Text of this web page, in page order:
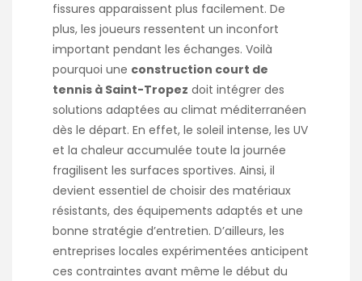
fissures apparaissent plus facilement. De
plus, les joueurs ressentent un inconfort
important pendant les échanges. Voilà
pourquoi une construction court de
tennis à Saint-Tropez doit intégrer des
solutions adaptées au climat méditerranéen
dès le départ. En effet, le soleil intense, les UV
et la chaleur accumulée toute la journée
fragilisent les surfaces sportives. Ainsi, il
devient essentiel de choisir des matériaux
résistants, des équipements adaptés et une
bonne stratégie d’entretien. D’ailleurs, les
entreprises locales expérimentées anticipent
ces contraintes avant même le début du